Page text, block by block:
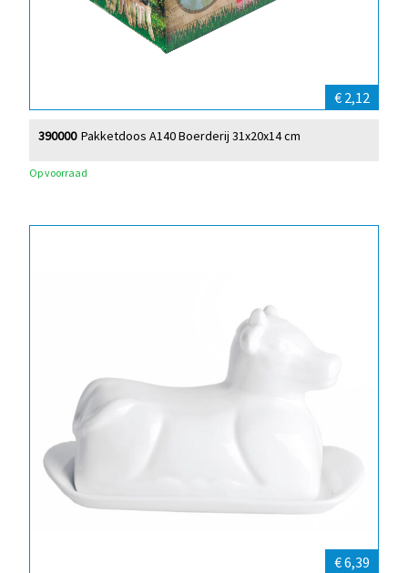
€ 2,12
Pakketdoos A140 Boerderij 31x20x14 cm
390000
Op voorraad
€ 6,39